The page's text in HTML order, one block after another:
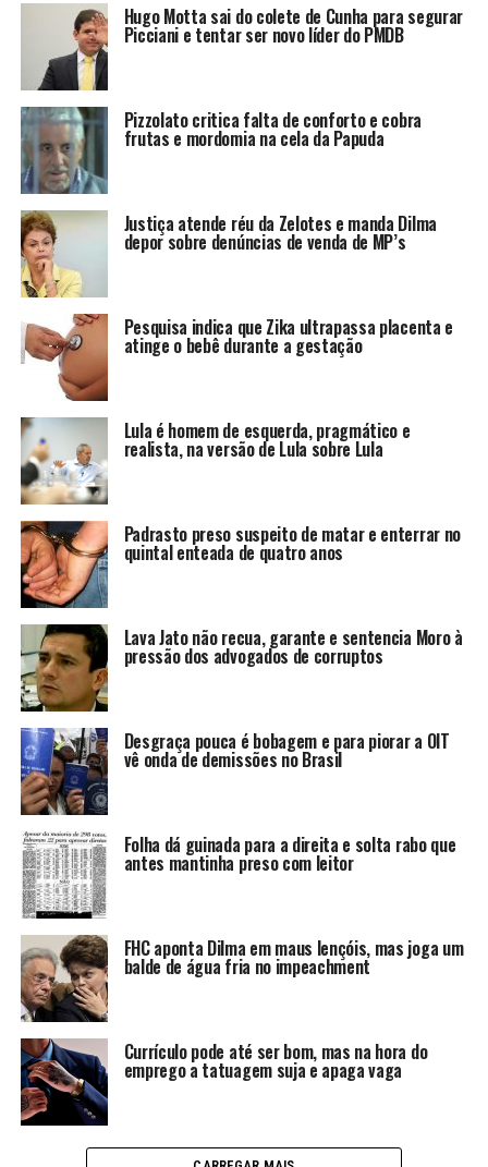
Hugo Motta sai do colete de Cunha para segurar
Picciani e tentar ser novo líder do PMDB
Pizzolato critica falta de conforto e cobra
frutas e mordomia na cela da Papuda
Justiça atende réu da Zelotes e manda Dilma
depor sobre denúncias de venda de MP’s
Pesquisa indica que Zika ultrapassa placenta e
atinge o bebê durante a gestação
Lula é homem de esquerda, pragmático e
realista, na versão de Lula sobre Lula
Padrasto preso suspeito de matar e enterrar no
quintal enteada de quatro anos
Lava Jato não recua, garante e sentencia Moro à
pressão dos advogados de corruptos
Desgraça pouca é bobagem e para piorar a OIT
vê onda de demissões no Brasil
Folha dá guinada para a direita e solta rabo que
antes mantinha preso com leitor
FHC aponta Dilma em maus lençóis, mas joga um
balde de água fria no impeachment
Currículo pode até ser bom, mas na hora do
emprego a tatuagem suja e apaga vaga